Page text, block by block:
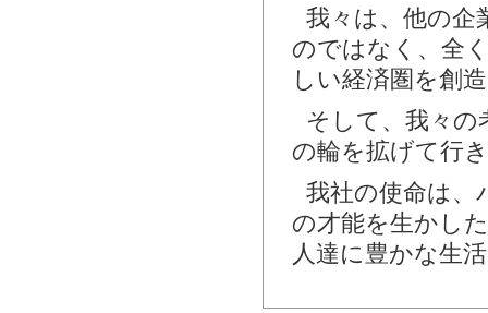
我々は、他の企
のではなく、全
しい経済圏を創
そして、我々
の輪を拡げて行
我社の使命は、
の才能を生かし
人達に豊かな生